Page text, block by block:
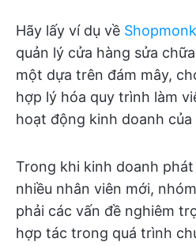
Hãy lấy ví dụ về
quản lý cửa hàng sửa
một dựa trên đám mây,
hợp lý hóa quy trình làm
hoạt động kinh doanh của
Trong khi kinh doanh
nhiều nhân viên mới,
phải các vấn đề nghiêm
hợp tác trong quá trình